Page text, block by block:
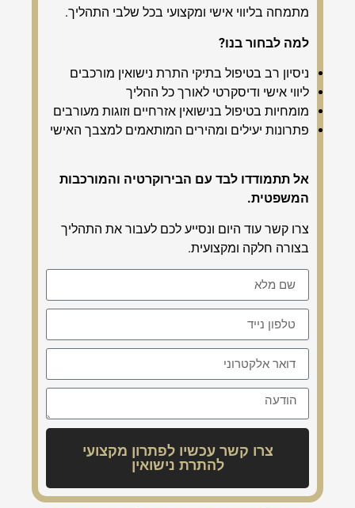
מתמחה בליווי אישי ומקצועי בכל שלבי התהליך.
למה לבחור בנו?
ניסיון רב בטיפול בתיקי התרת נישואין מורכבים
ליווי אישי ודיסקרטי לאורך כל ההליך
מומחיות בטיפול בנישואין אזרחיים וזוגות מעורבים
פתרונות יעילים ומהירים המותאמים למצבך האישי
אל תתמודדו לבד עם הבירוקרטיה והמורכבות
המשפטית.
צרו קשר עוד היום ונסייע לכם לעבור את התהליך
בצורה חלקה ומקצועית.
צרו קשר עכשיו לפתרון מקצועי
להתרת נישואין